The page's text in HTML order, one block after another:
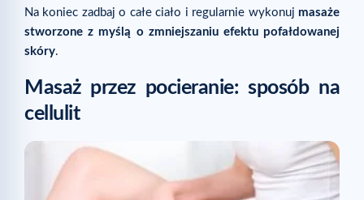
Na koniec zadbaj o całe ciało i regularnie wykonuj masaże
stworzone z myślą o zmniejszaniu efektu pofałdowanej
skóry.
Masaż przez pocieranie: sposób na
cellulit